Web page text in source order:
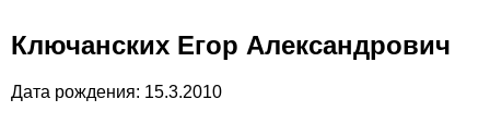
Ключанских Егор Александрович
Дата рождения: 15.3.2010